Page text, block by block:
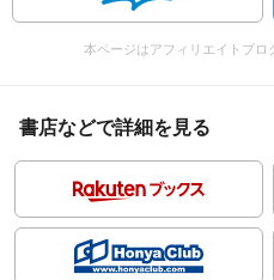
本ページはアフィリエイトプロ
書店などで詳細を見る